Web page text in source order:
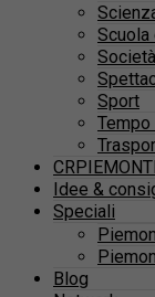
Scuola
Società
Sport
Idee &
Speciali
Blog